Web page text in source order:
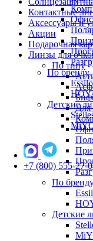
Контактные
Аксессуары и
Акции
Подарочная
Линзы для
По типу
Для
По
Детские
По бренду
Детские
+7 (800) 555-27-